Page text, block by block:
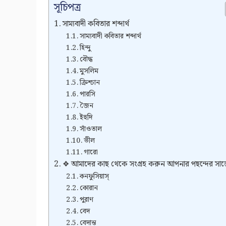
সূচিপত্র
সাম্যবাদী কবিতার শব্দার্থ
সাম্যবাদী কবিতার শব্দার্থ
হিন্দু
বৌদ্ধ
মুসলিম
ক্রিশ্চান
পারসি
জৈন
ইহুদি
সাঁওতাল
ভীল
গারো
❖ আমাদের কাছ থেকে সংগ্রহ করুন আপনার পছন্দের
কনফুসিয়াস্
কোরান
পুরাণ
বেদ
বেদান্ত